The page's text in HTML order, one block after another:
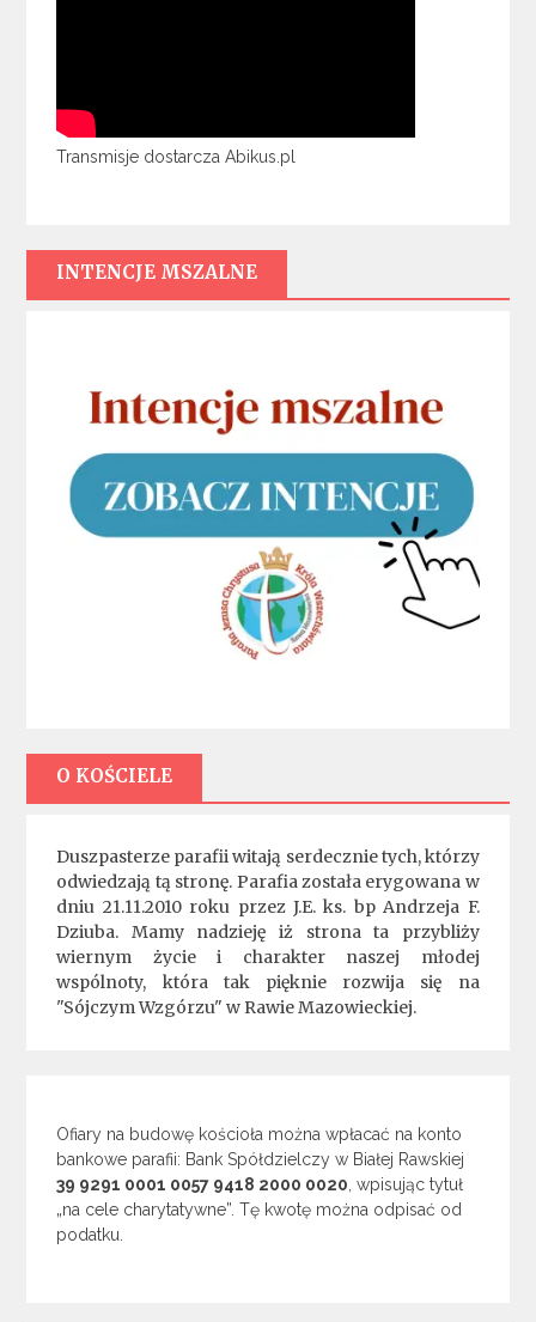
Transmisje dostarcza Abikus.pl
INTENCJE MSZALNE
O KOŚCIELE
Duszpasterze parafii witają serdecznie tych, którzy
odwiedzają tą stronę. Parafia została erygowana w
dniu 21.11.2010 roku przez J.E. ks. bp Andrzeja F.
Dziuba. Mamy nadzieję iż strona ta przybliży
wiernym życie i charakter naszej młodej
wspólnoty, która tak pięknie rozwija się na
"Sójczym Wzgórzu" w Rawie Mazowieckiej.
Ofiary na budowę kościoła można wpłacać na konto
bankowe parafii: Bank Spółdzielczy w Białej Rawskiej
39 9291 0001 0057 9418 2000 0020 , wpisując tytuł
„na cele charytatywne”. Tę kwotę można odpisać od
podatku.